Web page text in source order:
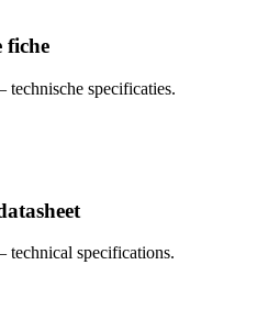
fiche
specificaties.
specifications.